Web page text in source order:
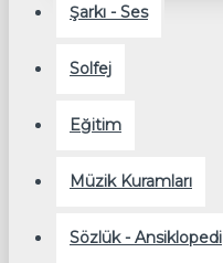
Şarkı - Ses
Solfej
Eğitim
Müzik Kuramları
Sözlük - Ansiklopedi